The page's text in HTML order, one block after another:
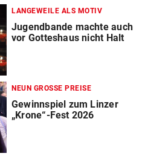
LANGEWEILE ALS MOTIV
Jugendbande machte auch
vor Gotteshaus nicht Halt
NEUN GROSSE PREISE
Gewinnspiel zum Linzer
„Krone“-Fest 2026